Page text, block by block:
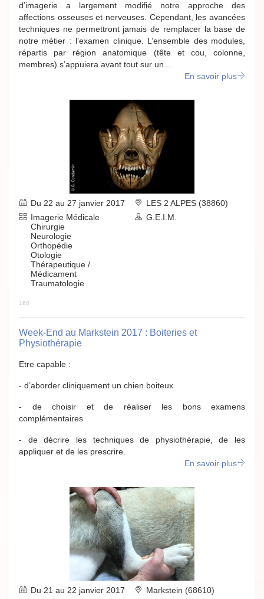
d’imagerie a largement modifié notre approche des
affections osseuses et nerveuses. Cependant, les avancées
techniques ne permettront jamais de remplacer la base de
notre métier : l’examen clinique. L’ensemble des modules,
répartis par région anatomique (tête et cou, colonne,
membres) s’appuiera avant tout sur un...
En savoir plus
Du 22 au 27 janvier 2017
LES 2 ALPES (38860)
Imagerie Médicale
Chirurgie
Neurologie
Orthopédie
Otologie
Thérapeutique /
Médicament
Traumatologie
G.E.I.M.
160
Week-End au Markstein 2017 : Boiteries et
Physiothérapie
Etre capable :
- d’aborder cliniquement un chien boiteux
- de choisir et de réaliser les bons examens
complémentaires
- de décrire les techniques de physiothérapie, de les
appliquer et de les prescrire.
En savoir plus
Du 21 au 22 janvier 2017
Markstein (68610)